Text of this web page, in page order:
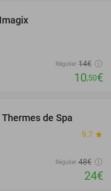
Régulier 14€
10,50€
de Spa
9.7 star
Régulier 48€
24€